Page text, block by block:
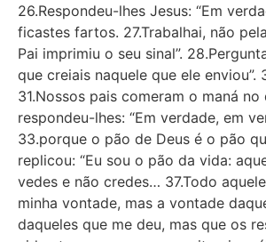
26.Respondeu-lhes Jesus: “Em
ficastes fartos. 27.Trabalhai, não
Pai imprimiu o seu sinal”.
que creiais naquele que ele
31.Nossos pais comeram o maná
respondeu-lhes: “Em verdade, em
33.porque o pão de Deus é o pão
replicou: “Eu sou o pão da vida:
vedes e não credes… 37.Todo
minha vontade, mas a vontade
daqueles que me deu, mas que os